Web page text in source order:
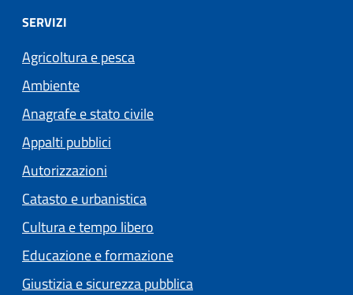
SERVIZI
Agricoltura e pesca
Ambiente
Anagrafe e stato civile
Appalti pubblici
Autorizzazioni
Catasto e urbanistica
Cultura e tempo libero
Educazione e formazione
Giustizia e sicurezza pubblica